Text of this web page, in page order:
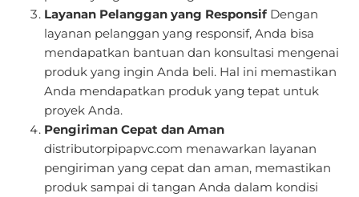
Layanan Pelanggan yang Responsif Dengan
layanan pelanggan yang responsif, Anda bisa
mendapatkan bantuan dan konsultasi mengenai
produk yang ingin Anda beli. Hal ini memastikan
Anda mendapatkan produk yang tepat untuk
proyek Anda.
Pengiriman Cepat dan Aman
distributorpipapvc.com menawarkan layanan
pengiriman yang cepat dan aman, memastikan
produk sampai di tangan Anda dalam kondisi